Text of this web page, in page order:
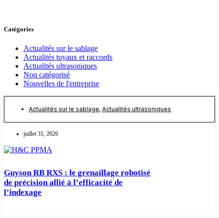
Catégories
Actualités sur le sablage
Actualités tuyaux et raccords
Actualités ultrasoniques
Non catégorisé
Nouvelles de l'entreprise
Actualités sur le sablage, Actualités ultrasoniques
juillet 31, 2026
Guyson RB RXS : le grenaillage robotisé
de précision allié à l’efficacité de
l’indexage